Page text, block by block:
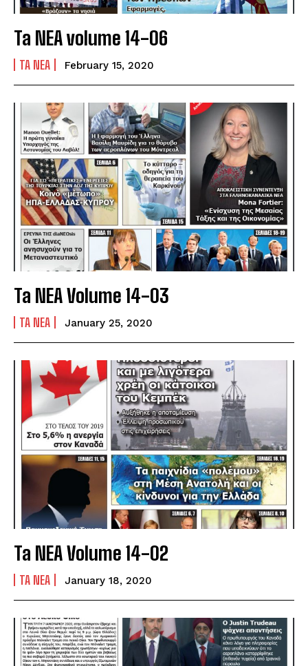
Ta NEA volume 14-06
TA NEA February 15, 2020
Ta NEA Volume 14-03
TA NEA January 25, 2020
Ta NEA Volume 14-02
TA NEA January 18, 2020